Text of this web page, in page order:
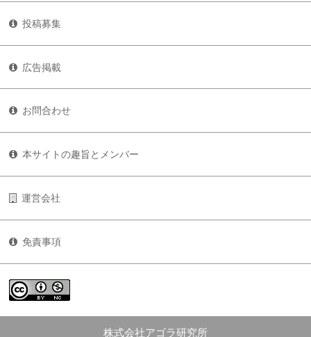
投稿募集
広告掲載
お問合わせ
本サイトの趣旨とメンバー
運営会社
免責事項
株式会社アゴラ研究所